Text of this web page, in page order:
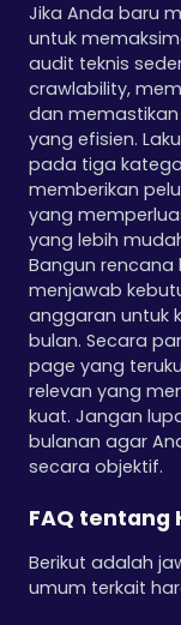
Jika Anda baru
untuk
audit teknis
crawlability,
dan
yang efisien.
pada tiga
memberikan
yang
yang lebih
Bangun
menjawab
anggaran untuk
bulan. Secara
page yang
relevan yang
kuat. Jangan
bulanan agar
secara objektif.
FAQ tentang
Berikut adalah
umum terkait